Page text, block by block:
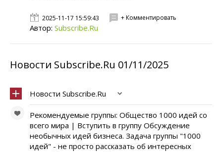
2025-11-17 15:59:43 + Комментировать
Автор: Subscribe.Ru
Новости Subscribe.Ru 01/11/2025
Новости Subscribe.Ru
Рекомендуемые группы: Общество 1000 идей со
всего мира | Вступить в группу Обсуждение
необычных идей бизнеса. Задача группы "1000
идей" - не просто рассказать об интересных